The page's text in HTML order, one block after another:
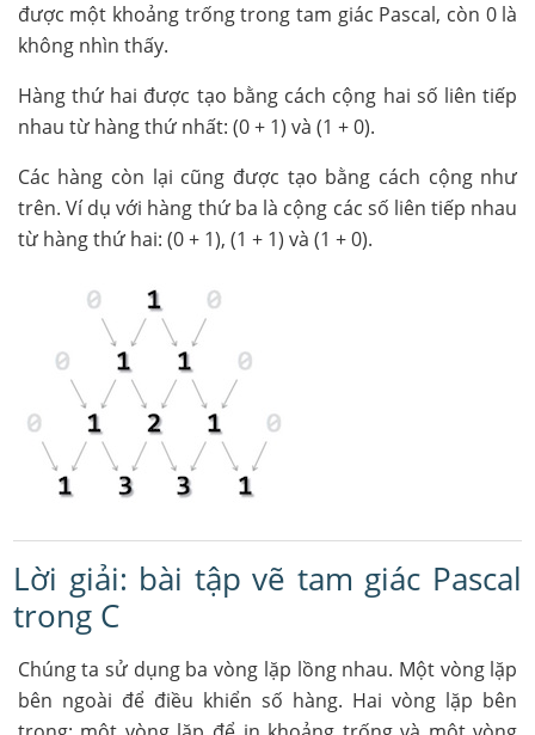
được một khoảng trống trong tam giác Pascal, còn 0 là
không nhìn thấy.
Hàng thứ hai được tạo bằng cách cộng hai số liên tiếp
nhau từ hàng thứ nhất: (0 + 1) và (1 + 0).
Các hàng còn lại cũng được tạo bằng cách cộng như
trên. Ví dụ với hàng thứ ba là cộng các số liên tiếp nhau
từ hàng thứ hai: (0 + 1), (1 + 1) và (1 + 0).
Lời giải: bài tập vẽ tam giác Pascal
trong C
Chúng ta sử dụng ba vòng lặp lồng nhau. Một vòng lặp
bên ngoài để điều khiển số hàng. Hai vòng lặp bên